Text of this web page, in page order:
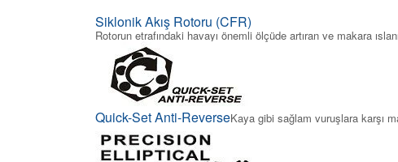
Siklonik Akış Rotoru (CFR)
Rotorun etrafındaki havayı önemli ölçüde artıran ve makara
Quick-Set Anti-ReverseKaya gibi sağlam vuruşlara karşı